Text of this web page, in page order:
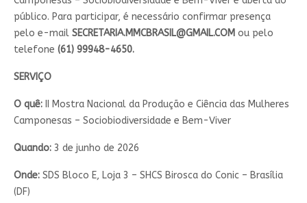
público. Para participar, é necessário confirmar presença
pelo e-mail SECRETARIA.MMCBRASIL@GMAIL.COM ou pelo
telefone (61) 99948-4650.
SERVIÇO
O quê:II Mostra Nacional da Produção e Ciência das Mulheres
Camponesas – Sociobiodiversidade e Bem-Viver
Quando:3 de junho de 2026
Onde:SDS Bloco E, Loja 3 – SHCS Birosca do Conic – Brasília
(DF)